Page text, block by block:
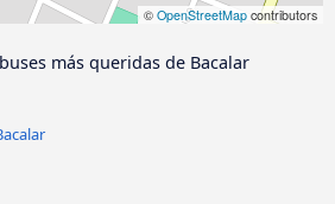
© OpenStreetMap contributors
más queridas de Bacalar